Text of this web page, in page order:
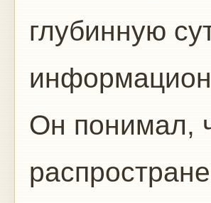
глубинную
Он понимал,